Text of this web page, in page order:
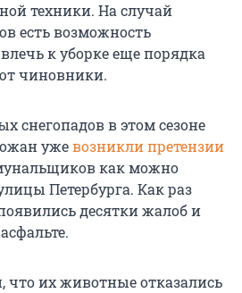
техники. На случай
есть возможность
к уборке еще порядка
чиновники.
снегопадов в этом сезоне
ужевозникли претензии
как можно
Петербурга. Как раз
десятки жалоб и
что их животные отказались